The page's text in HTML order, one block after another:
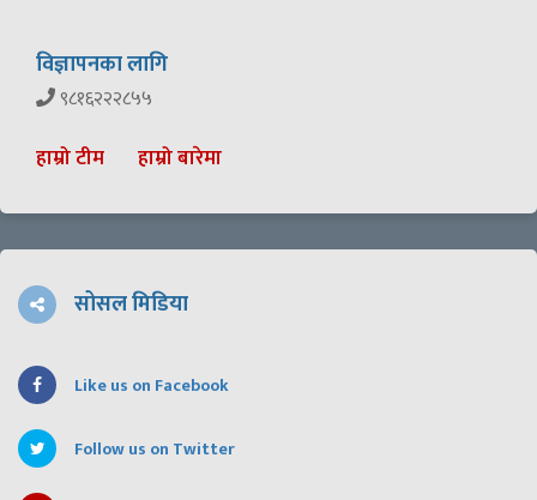
विज्ञापनका लागि
९८१६२२२८५५
हाम्रो टीम हाम्रो बारेमा
सोसल मिडिया
Like us on Facebook
Follow us on Twitter